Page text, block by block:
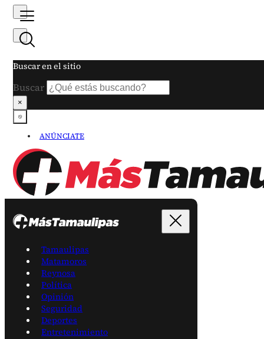
Buscar en el sitio
Buscar
×
ANÚNCIATE
Tamaulipas
Matamoros
Reynosa
Política
Opinión
Seguridad
Deportes
Entretenimiento